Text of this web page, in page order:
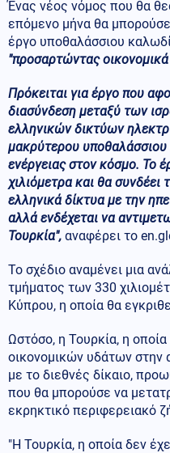
Ένας νέος νόμος που θα
επόμενο μήνα θα
έργο υποθαλάσσιου
"προσαρτώντας
Πρόκειται για έργο που
διασύνδεση μεταξύ των
ελληνικών δικτύων
μακρύτερου
ενέργειας στον κόσμο. Το
χιλιόμετρα και θα συνδέει
ελληνικά δίκτυα με την
αλλά ενδέχεται να
Τουρκία", αναφέρει το
Το σχέδιο αναμένει μια
τμήματος των 330
Κύπρου, η οποία θα
Ωστόσο, η Τουρκία, η
οικονομικών υδάτων
με το διεθνές δίκαιο,
που θα μπορούσε να
εκρηκτικό περιφερειακό
"Η Τουρκία, η οποία δεν